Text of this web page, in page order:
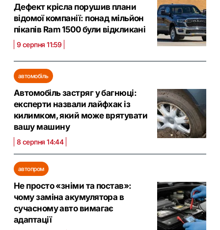
Дефект крісла порушив плани
відомої компанії: понад мільйон
пікапів Ram 1500 були відкликані
9 серпня 11:59
автомобіль
Автомобіль застряг у багнюці:
експерти назвали лайфхак із
килимком, який може врятувати
вашу машину
8 серпня 14:44
автопром
Не просто «зніми та постав»:
чому заміна акумулятора в
сучасному авто вимагає
адаптації